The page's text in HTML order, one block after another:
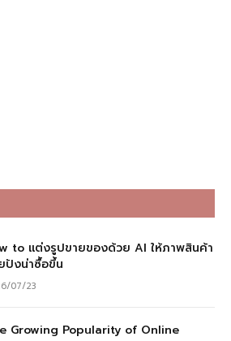
to แต่งรูปขายของด้วย AI ให้ภาพสินค้า
ปังน่าซื้อขึ้น
07/23
Growing Popularity of Online